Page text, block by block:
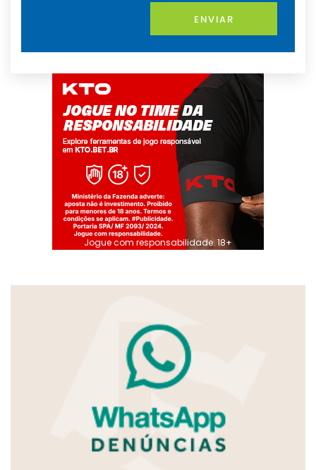
ENVIAR
Jogue com responsabilidade. 18+